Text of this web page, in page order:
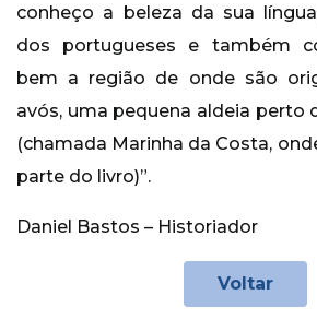
conheço a beleza da sua
dos portugueses e também
bem a região de onde são
avós, uma pequena aldeia perto
(chamada Marinha da Costa,
parte do livro)”.
Daniel Bastos – Historiador
Voltar